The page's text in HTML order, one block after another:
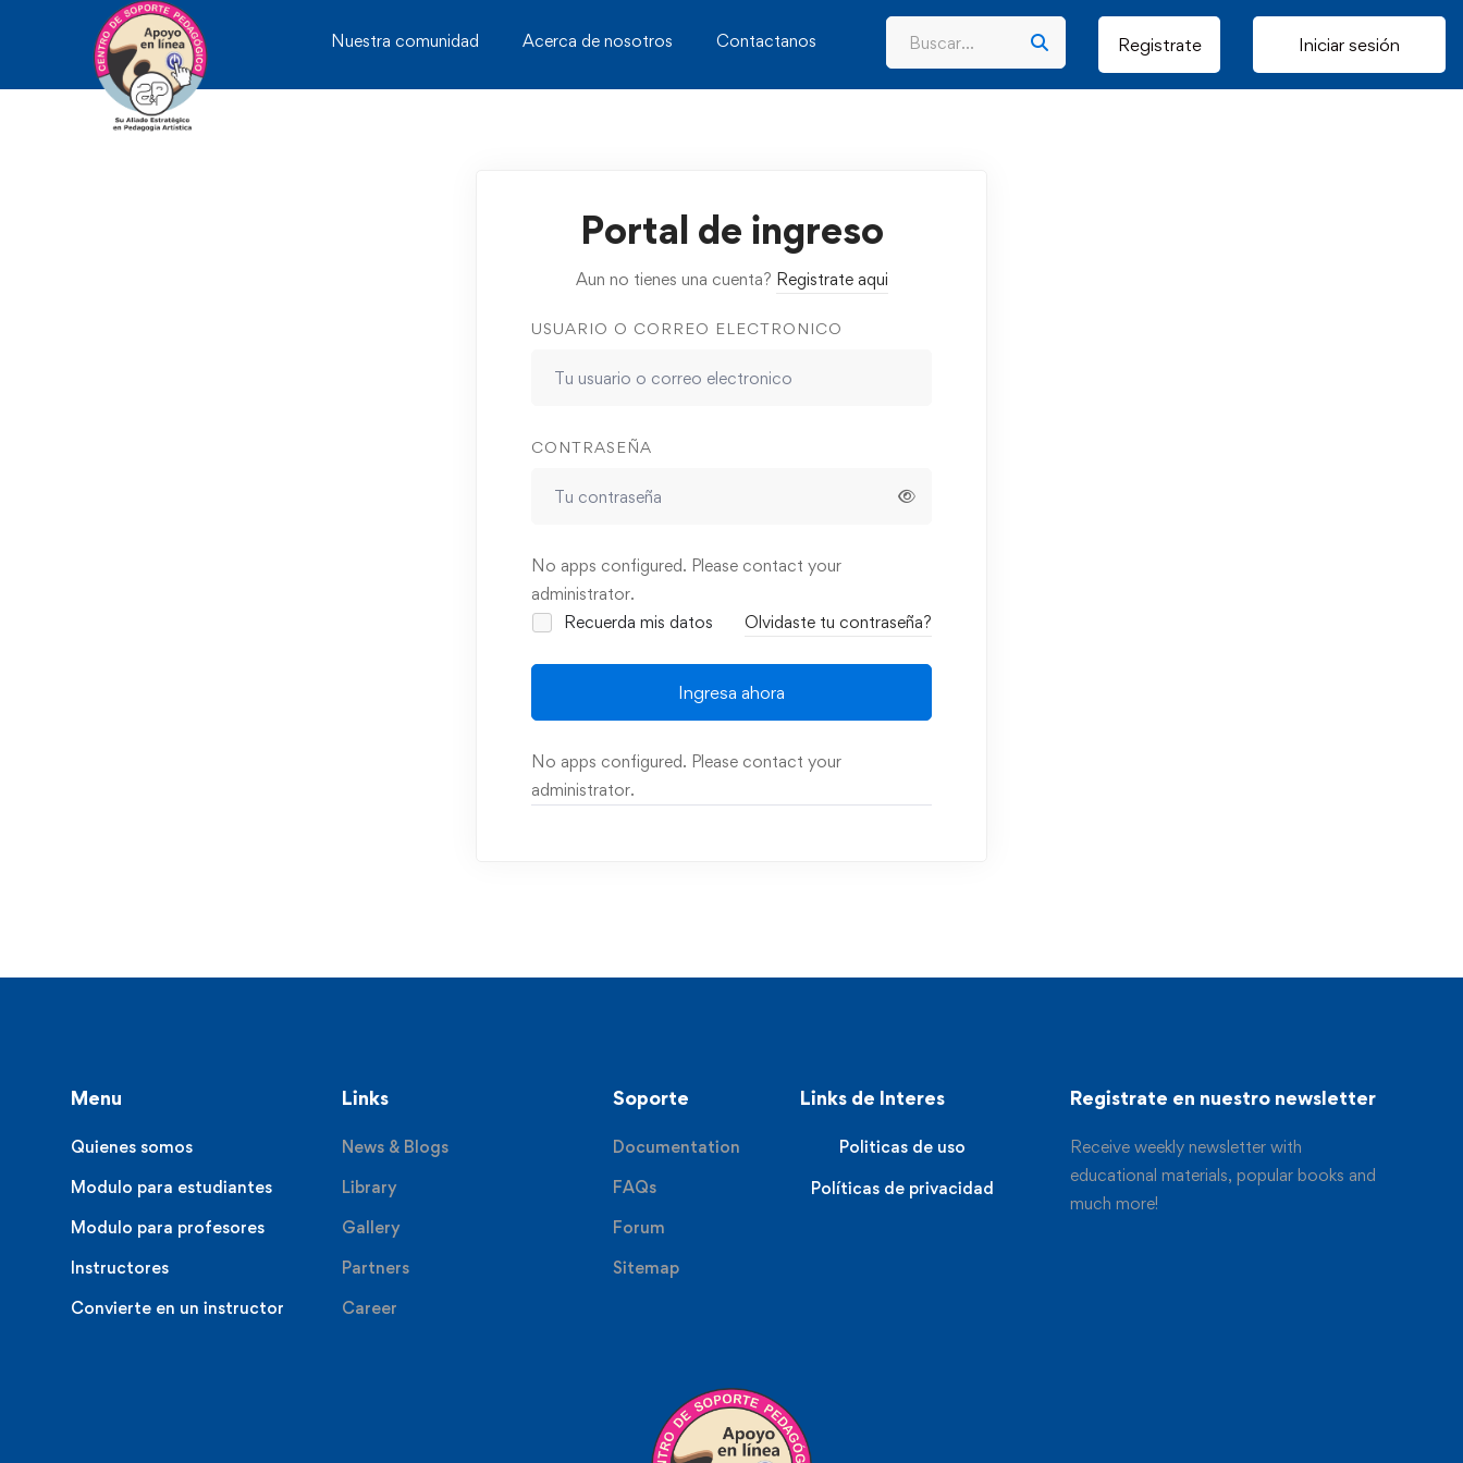
Nuestra comunidad Acerca de nosotros Contactanos Registrate Iniciar sesión
Portal de ingreso
Aun no tienes una cuenta? Registrate aqui
USUARIO O CORREO ELECTRONICO
CONTRASEÑA
No apps configured. Please contact your
administrator.
Recuerda mis datos
Olvidaste tu contraseña?
Ingresa ahora
No apps configured. Please contact your
administrator.
Menu
Quienes somos
Modulo para estudiantes
Modulo para profesores
Instructores
Convierte en un instructor
Links
News & Blogs
Library
Gallery
Partners
Career
Soporte
Documentation
FAQs
Forum
Sitemap
Links de Interes
Politicas de uso
Políticas de privacidad
Registrate en nuestro newsletter
Receive weekly newsletter with
educational materials, popular books and
much more!